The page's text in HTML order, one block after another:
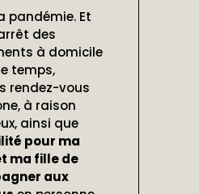
pandémie. Et
des
à domicile
temps,
rendez-vous
à raison
ainsi que
pour ma
ma fille de
aux